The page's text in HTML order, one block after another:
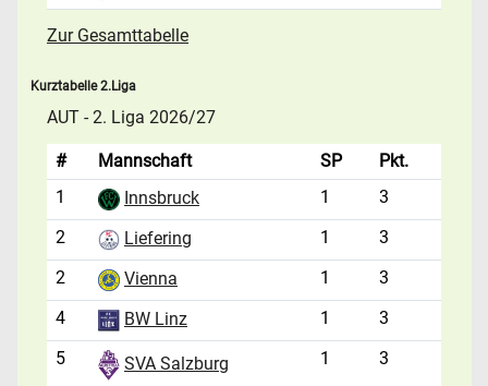
Zur Gesamttabelle
Kurztabelle 2.Liga
AUT - 2. Liga 2026/27
# Mannschaft SP
Pkt.
1
Innsbruck 1
3
2
Liefering 1
3
2
Vienna 1
3
4
BW Linz 1
3
5
SVA Salzburg 1 3